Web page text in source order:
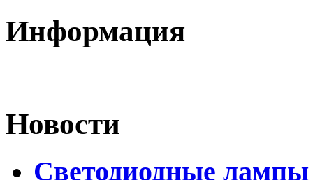
Информация
Новости
Светодиодные лампы